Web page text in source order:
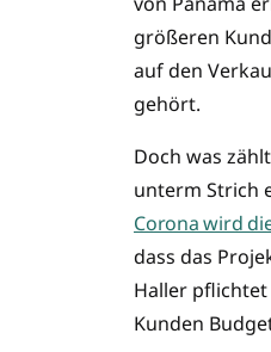
größeren
auf den
gehört.
Doch was
unterm Strich
Corona wird
dass das
Haller
Kunden